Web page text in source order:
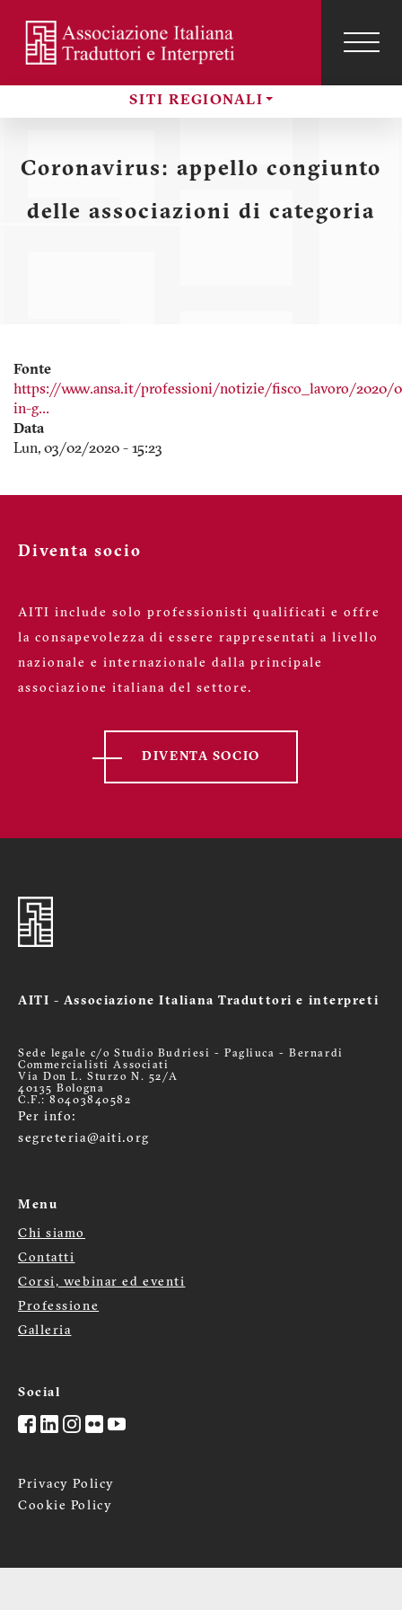
contenuto
principale
SITI REGIONALI
Menu
profilo
utente
Coronavirus: appello congiunto
delle associazioni di categoria
Fonte
https://www.ansa.it/professioni/notizie/fisco_lavoro/
in-g…
Data
Lun, 03/02/2020 - 15:23
Diventa socio
AITI include solo professionisti qualificati e offre
la consapevolezza di essere rappresentati a livello
nazionale e internazionale dalla principale
associazione italiana del settore.
DIVENTA SOCIO
AITI - Associazione Italiana Traduttori e interpreti
Sede legale c/o Studio Budriesi - Pagliuca - Bernardi
Commercialisti Associati
Via Don L. Sturzo N. 52/A
40135 Bologna
C.F.: 80403840582
Per info:
segreteria@aiti.org
Menu
Menù
footer
Chi siamo
Contatti
Corsi, webinar ed eventi
Professione
Galleria
Social
Privacy Policy
Cookie Policy